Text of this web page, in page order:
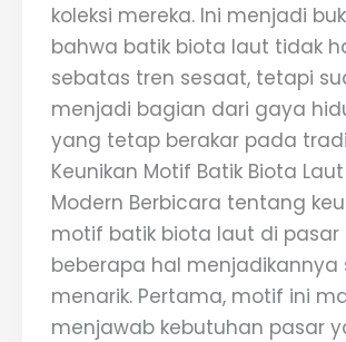
koleksi mereka. Ini menjadi
bahwa batik biota laut tidak
sebatas tren sesaat, tetapi
menjadi bagian dari gaya
yang tetap berakar pada
Keunikan Motif Batik Biota
Modern Berbicara tentang
motif batik biota laut di pasar
beberapa hal menjadikannya
menarik. Pertama, motif ini
menjawab kebutuhan pasar